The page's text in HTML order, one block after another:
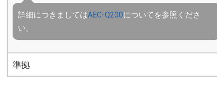
詳細につきましてはAEC-Q200についてを参照くださ
い。
準拠